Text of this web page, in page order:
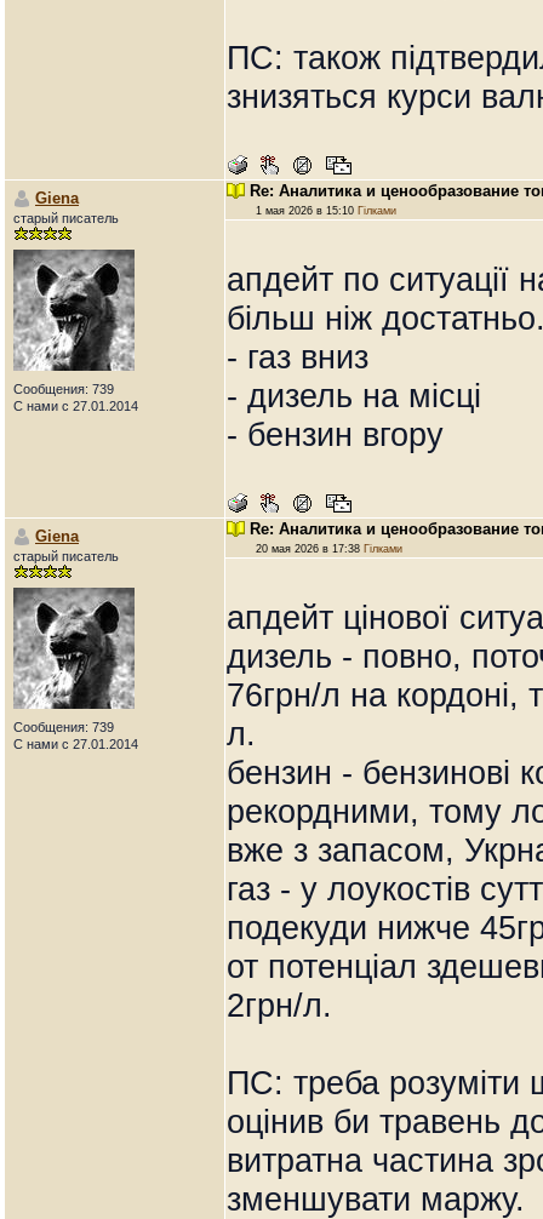
ПС: також
знизяться курси
Giena
старый писатель
Сообщения: 739
С нами с 27.01.2014
Re: Аналитика и ценообразование
1 мая 2026 в 15:10 Гілками
апдейт по ситуації
більш ніж
- газ вниз
- дизель на місці
- бензин вгору
Giena
старый писатель
Сообщения: 739
С нами с 27.01.2014
Re: Аналитика и ценообразование
20 мая 2026 в 17:38 Гілками
апдейт цінової
дизель - повно,
76грн/л на кордоні,
л.
бензин - бензинові
рекордними, тому
вже з запасом,
газ - у лоукостів
подекуди нижче
от потенціал
2грн/л.
ПС: треба розуміти
оцінив би травень
витратна частина
зменшувати маржу.